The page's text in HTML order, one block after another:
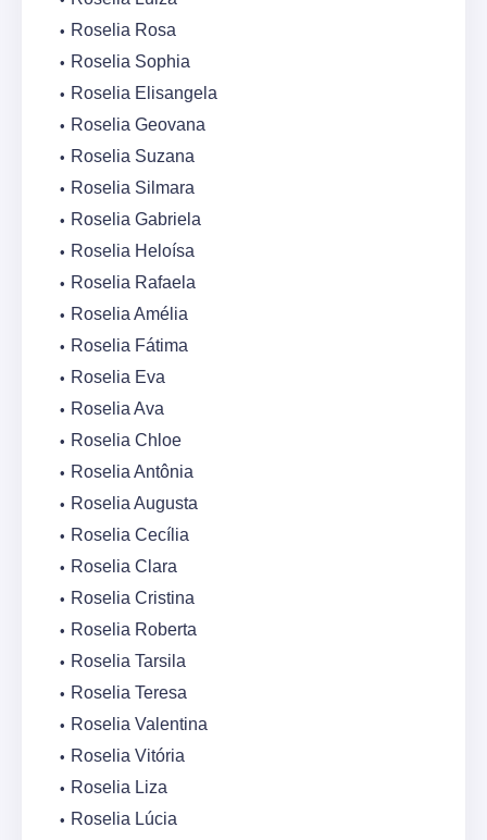
Roselia Rosa
Roselia Sophia
Roselia Elisangela
Roselia Geovana
Roselia Suzana
Roselia Silmara
Roselia Gabriela
Roselia Heloísa
Roselia Rafaela
Roselia Amélia
Roselia Fátima
Roselia Eva
Roselia Ava
Roselia Chloe
Roselia Antônia
Roselia Augusta
Roselia Cecília
Roselia Clara
Roselia Cristina
Roselia Roberta
Roselia Tarsila
Roselia Teresa
Roselia Valentina
Roselia Vitória
Roselia Liza
Roselia Lúcia